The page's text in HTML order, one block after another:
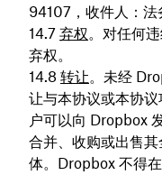
94107，收件人：法
弃权。对任何
弃权。
转让。未经
让与本协议或本协
户可以向 Dropbox
合并、收购或出售
体。Dropbox 不得